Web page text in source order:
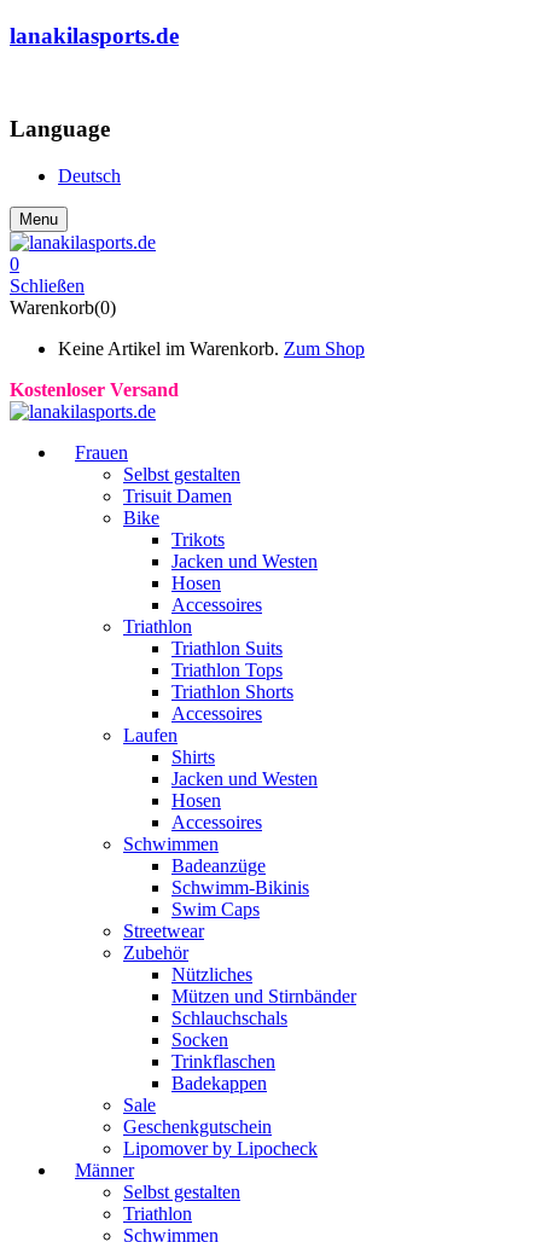
lanakilasports.de
Language
Deutsch
Menu
0
Schließen
Warenkorb(0)
Keine Artikel im Warenkorb. Zum Shop
Kostenloser Versand
Frauen
Selbst gestalten
Trisuit Damen
Bike
Trikots
Jacken und Westen
Hosen
Accessoires
Triathlon
Triathlon Suits
Triathlon Tops
Triathlon Shorts
Accessoires
Laufen
Shirts
Jacken und Westen
Hosen
Accessoires
Schwimmen
Badeanzüge
Schwimm-Bikinis
Swim Caps
Streetwear
Zubehör
Nützliches
Mützen und Stirnbänder
Schlauchschals
Socken
Trinkflaschen
Badekappen
Sale
Geschenkgutschein
Lipomover by Lipocheck
Männer
Selbst gestalten
Triathlon
Schwimmen